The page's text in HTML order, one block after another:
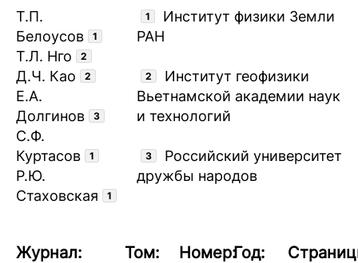
Т.П.
Белоусов
1
Т.Л. Нго 2
Д.Ч. Као 2
Е.А.
Долгинов
3
С.Ф.
Куртасов
1
Р.Ю.
Стаховская
1
1
Институт физики Земли
РАН
2
Институт геофизики
Вьетнамской академии наук
и технологий
3
Российский университет
дружбы народов
Журнал: Том: Номер:Год: